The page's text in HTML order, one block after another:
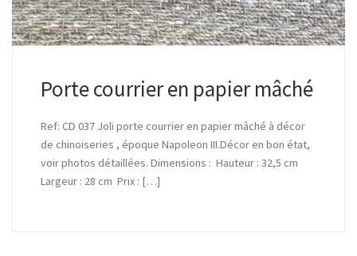
Porte courrier en papier mâché
Ref: CD 037 Joli porte courrier en papier mâché à décor
de chinoiseries , époque Napoleon III.Décor en bon état,
voir photos détaillées. Dimensions : Hauteur : 32,5 cm
Largeur : 28 cm Prix : […]